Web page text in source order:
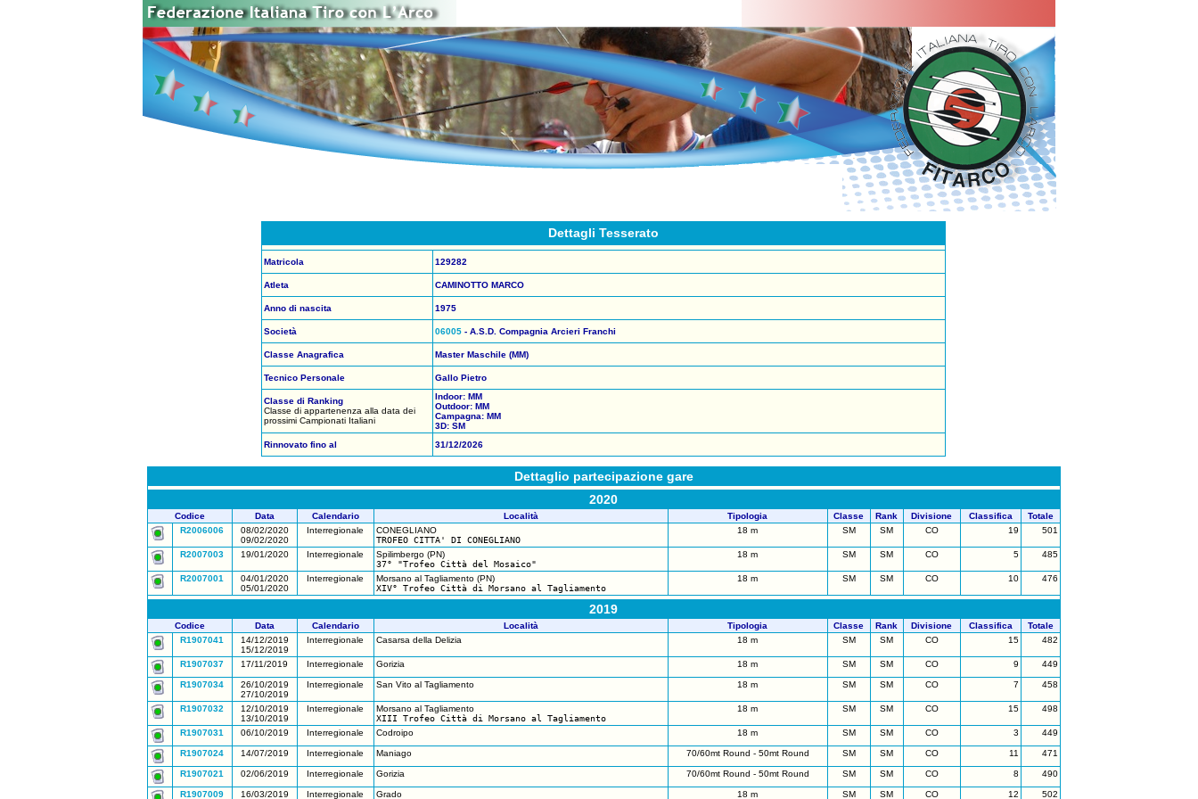
Dettagli Tesserato
Matricola 129282
Atleta CAMINOTTO MARCO
Anno di nascita 1975
Società 06005 - A.S.D. Compagnia Arcieri Franchi
Classe Anagrafica Master Maschile (MM)
Tecnico Personale Gallo Pietro
Classe di Ranking
Classe di appartenenza alla data dei
prossimi Campionati Italiani
Indoor: MM
Outdoor: MM
Campagna: MM
3D: SM
Rinnovato fino al
31/12/2026
Dettaglio partecipazione gare
2020
Codice Data Calendario Località Tipologia Classe Rank Divisione Classifica
Totale
R2006006
08/02/2020
09/02/2020
Interregionale
CONEGLIANO
TROFEO CITTA' DI CONEGLIANO
18 m SM SM CO 19 501
R2007003 19/01/2020 Interregionale
Spilimbergo (PN)
37° "Trofeo Città del Mosaico"
18 m SM SM CO 5 485
R2007001
04/01/2020
05/01/2020
Interregionale
Morsano al Tagliamento (PN)
XIV° Trofeo Città di Morsano al Tagliamento
18 m SM SM CO 10 476
2019
Codice Data Calendario Località Tipologia Classe Rank Divisione Classifica
Totale
R1907041
14/12/2019
15/12/2019
Interregionale Casarsa della Delizia 18 m SM SM CO 15 482
R1907037 17/11/2019 Interregionale Gorizia 18 m SM SM CO 9 449
R1907034
26/10/2019
27/10/2019
Interregionale San Vito al Tagliamento 18 m SM SM CO 7 458
R1907032
12/10/2019
13/10/2019
Interregionale
Morsano al Tagliamento
XIII Trofeo Città di Morsano al Tagliamento
18 m SM SM CO 15 498
R1907031 06/10/2019 Interregionale Codroipo 18 m SM SM CO 3 449
R1907024 14/07/2019 Interregionale Maniago 70/60mt Round - 50mt Round SM SM CO 11 471
R1907021 02/06/2019 Interregionale Gorizia 70/60mt Round - 50mt Round SM SM CO 8 490
R1907009 16/03/2019 Interregionale Grado 18 m SM SM CO 12 502